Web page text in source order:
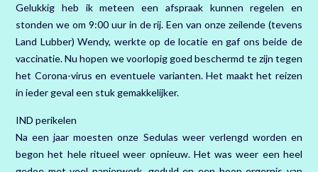
Gelukkig heb ik meteen een afspraak kunnen regelen en
stonden we om 9:00 uur in de rij. Een van onze zeilende (tevens
Land Lubber) Wendy, werkte op de locatie en gaf ons beide de
vaccinatie. Nu hopen we voorlopig goed beschermd te zijn tegen
het Corona-virus en eventuele varianten. Het maakt het reizen
in ieder geval een stuk gemakkelijker.
IND perikelen
Na een jaar moesten onze Sedulas weer verlengd worden en
begon het hele ritueel weer opnieuw. Het was weer een heel